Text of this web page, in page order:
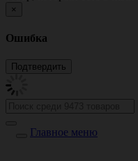
×
Ошибка
Главное меню